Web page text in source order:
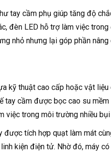
tay cầm phụ giúp tăng độ
đèn LED hỗ trợ làm việc trong
nhỏ nhưng lại góp phần nâng
kỹ thuật cao cấp hoặc vật
tay cầm được bọc cao su
việc trong môi trường nhiều bụi
tích hợp quạt làm mát
kiện điện tử. Nhờ đó, máy